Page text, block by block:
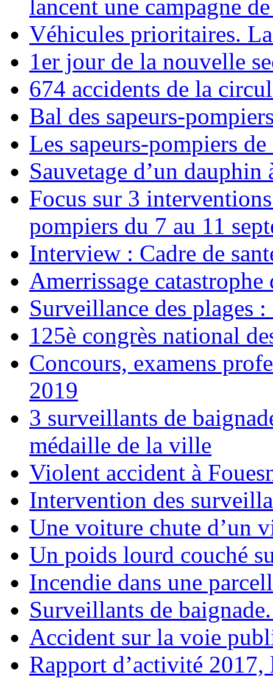
lancent une campagne
Véhicules prioritaires.
1er jour de la nouvelle
674 accidents de la
Bal des sapeurs-
Les sapeurs-pompiers
Sauvetage d’un
Focus sur 3
pompiers du 7 au 11
Interview : Cadre de
Amerrissage
Surveillance des plages
125è congrès national
Concours, examens
2019
3 surveillants de
médaille de la ville
Violent accident à
Intervention des
Une voiture chute d’un
Un poids lourd couché
Incendie dans une
Surveillants de
Accident sur la voie
Rapport d’activité